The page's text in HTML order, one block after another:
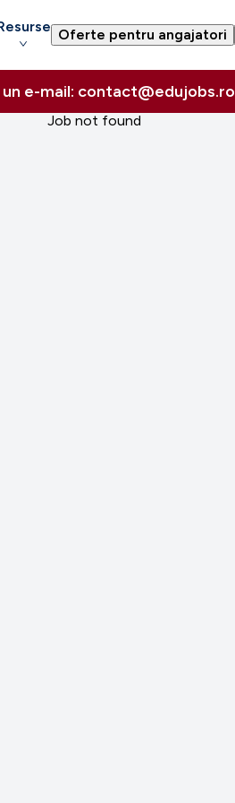
Oferte pentru angajatori
e-mail: contact@edujobs.ro
Job not found